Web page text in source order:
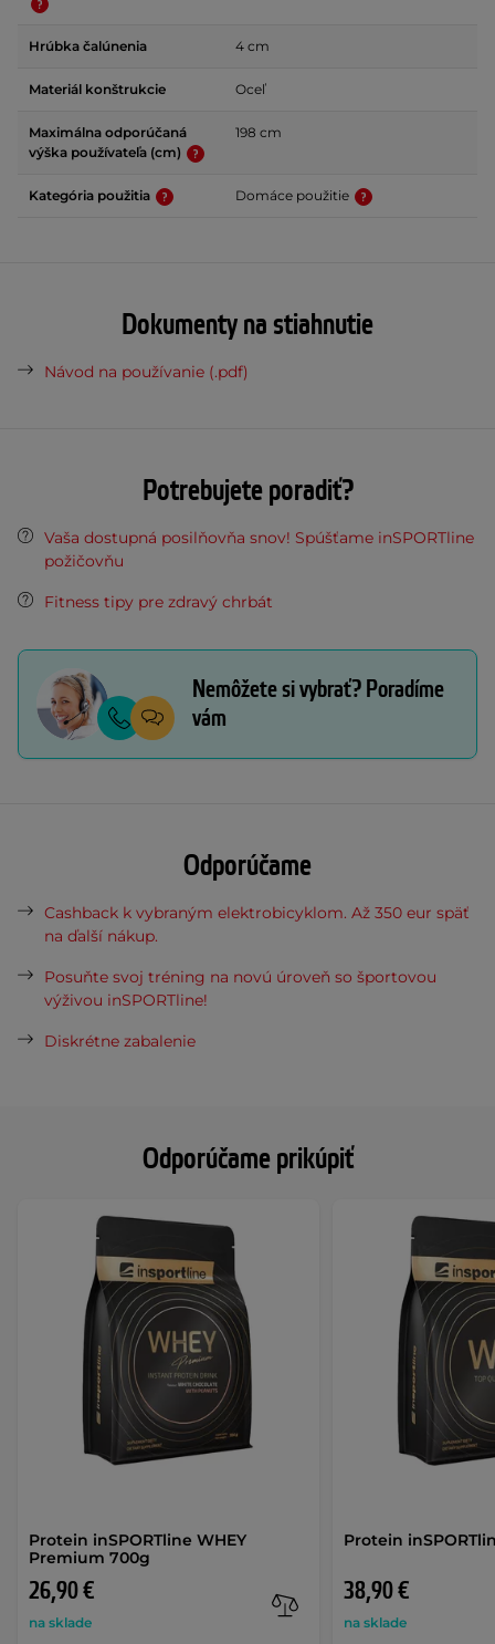
Odporúčame prikúpiť
Protein inSPORTline WHEY
Premium 700g
26,90 €
na sklade
Protein
38,90 €
na sklade
Hrúbka čalúnenia 4 cm
Materiál konštrukcie Oceľ
Maximálna odporúčaná
výška používateľa (cm)
198 cm
Kategória použitia Domáce použitie
Dokumenty na stiahnutie
Návod na používanie (.pdf)
Potrebujete poradiť?
Vaša dostupná posilňovňa snov! Spúšťame inSPORTline
požičovňu
Fitness tipy pre zdravý chrbát
Nemôžete si vybrať? Poradíme
vám
Odporúčame
Cashback k vybraným elektrobicyklom. Až 350 eur späť
na ďalší nákup.
Posuňte svoj tréning na novú úroveň so športovou
výživou inSPORTline!
Diskrétne zabalenie